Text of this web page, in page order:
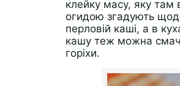
клейку масу, яку там
огидою згадують
перловій каші, а в
кашу теж можна
горіхи.